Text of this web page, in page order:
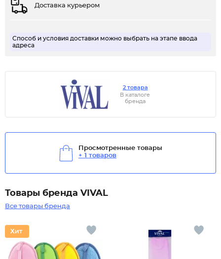
Доставка курьером
Способ и условия доставки можно выбрать на этапе ввода
адреса
2 товара
В каталоге
бренда
Просмотренные товары
+ 1 товаров
Товары бренда VIVAL
Все товары бренда